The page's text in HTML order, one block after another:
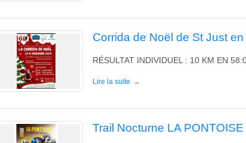
Corrida de Noël de St Just
RÉSULTAT INDIVIDUEL : 10 KM EN
Lire la suite
Trail Nocturne LA PONTOISE